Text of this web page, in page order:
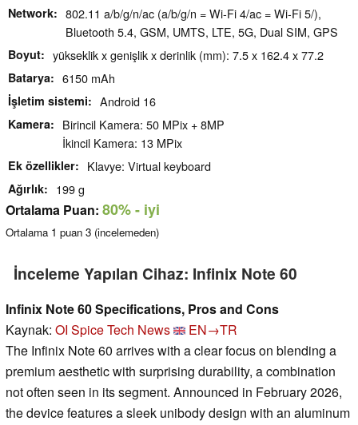
Network
802.11 a/b/g/n/ac (a/b/g/n = Wi-Fi 4/ac = Wi-Fi 5/),
Bluetooth 5.4, GSM, UMTS, LTE, 5G, Dual SIM, GPS
Boyut yükseklik x genişlik x derinlik (mm): 7.5 x 162.4 x 77.2
Batarya 6150 mAh
İşletim sistemi Android 16
Kamera
Birincil Kamera: 50 MPix + 8MP
İkincil Kamera: 13 MPix
Ek özellikler Klavye: Virtual keyboard
Ağırlık 199 g
Ortalama Puan: 80%- iyi
Ortalama 1 puan 3 (incelemeden)
İnceleme Yapılan Cihaz: Infinix Note 60
Infinix Note 60 Specifications, Pros and Cons
Kaynak: OI Spice Tech News
EN→TR
The Infinix Note 60 arrives with a clear focus on blending a
premium aesthetic with surprising durability, a combination
not often seen in its segment. Announced in February 2026,
the device features a sleek unibody design with an aluminum